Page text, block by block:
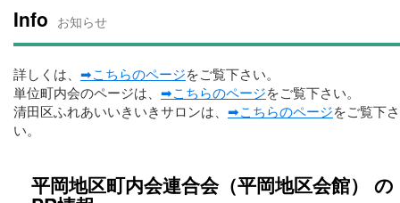
Info お知らせ
詳しくは、 ➡こちらのページをご覧下さい。
単位町内会のページは、 ➡こちらのページをご覧下さい。
清田区ふれあいいきいきサロンは、 ➡こちらのページをご覧下さ
い。
平岡地区町内会連合会（平岡地区会館） の